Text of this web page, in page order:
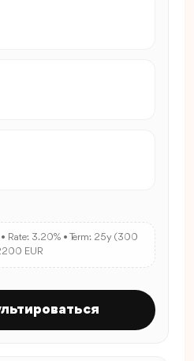
Rate: 3.20% • Term: 25y (300
EUR